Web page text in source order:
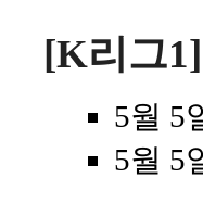
[K리그1]
5월 5
5월 5